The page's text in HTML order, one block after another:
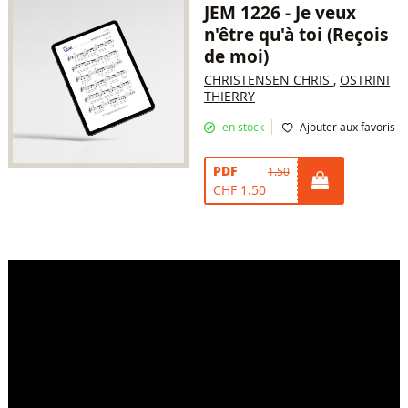
JEM 1226 - Je veux
n'être qu'à toi (Reçois
de moi)
CHRISTENSEN CHRIS , OSTRINI
THIERRY
en stock Ajouter aux favoris
PDF 1.50
CHF 1.50